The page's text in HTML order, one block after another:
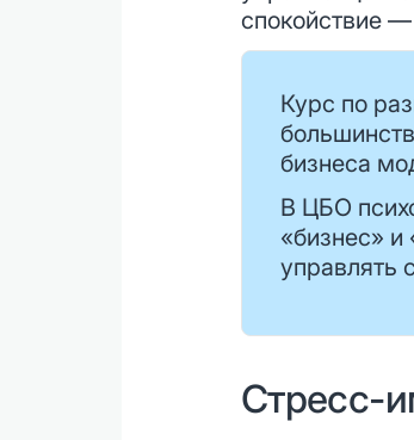
спокойствие
Курс по
бизнеса
В ЦБО
«бизнес»
управлять
Стресс-